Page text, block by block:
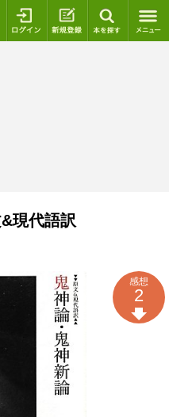
ログイン 新規登録
現代語訳
感想
2